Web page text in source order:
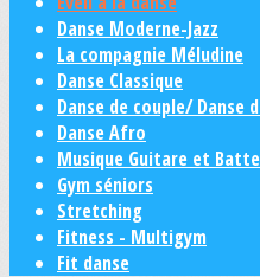
Danse Moderne-Jazz
La compagnie Méludine
Danse Classique
Danse de couple/ Danse
Danse Afro
Musique Guitare et
Gym séniors
Stretching
Fitness - Multigym
Fit danse